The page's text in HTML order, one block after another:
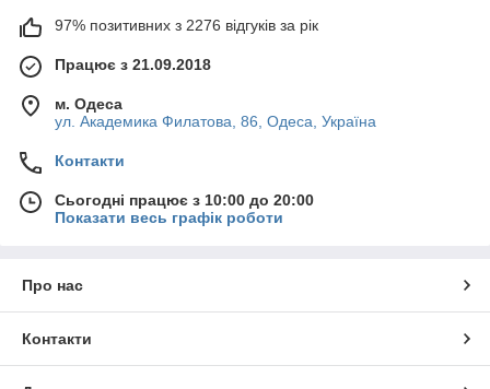
97% позитивних з 2276 відгуків за рік
Працює з 21.09.2018
м. Одеса
ул. Академика Филатова, 86, Одеса, Україна
Контакти
Сьогодні працює з 10:00 до 20:00
Показати весь графік роботи
Про нас
Контакти